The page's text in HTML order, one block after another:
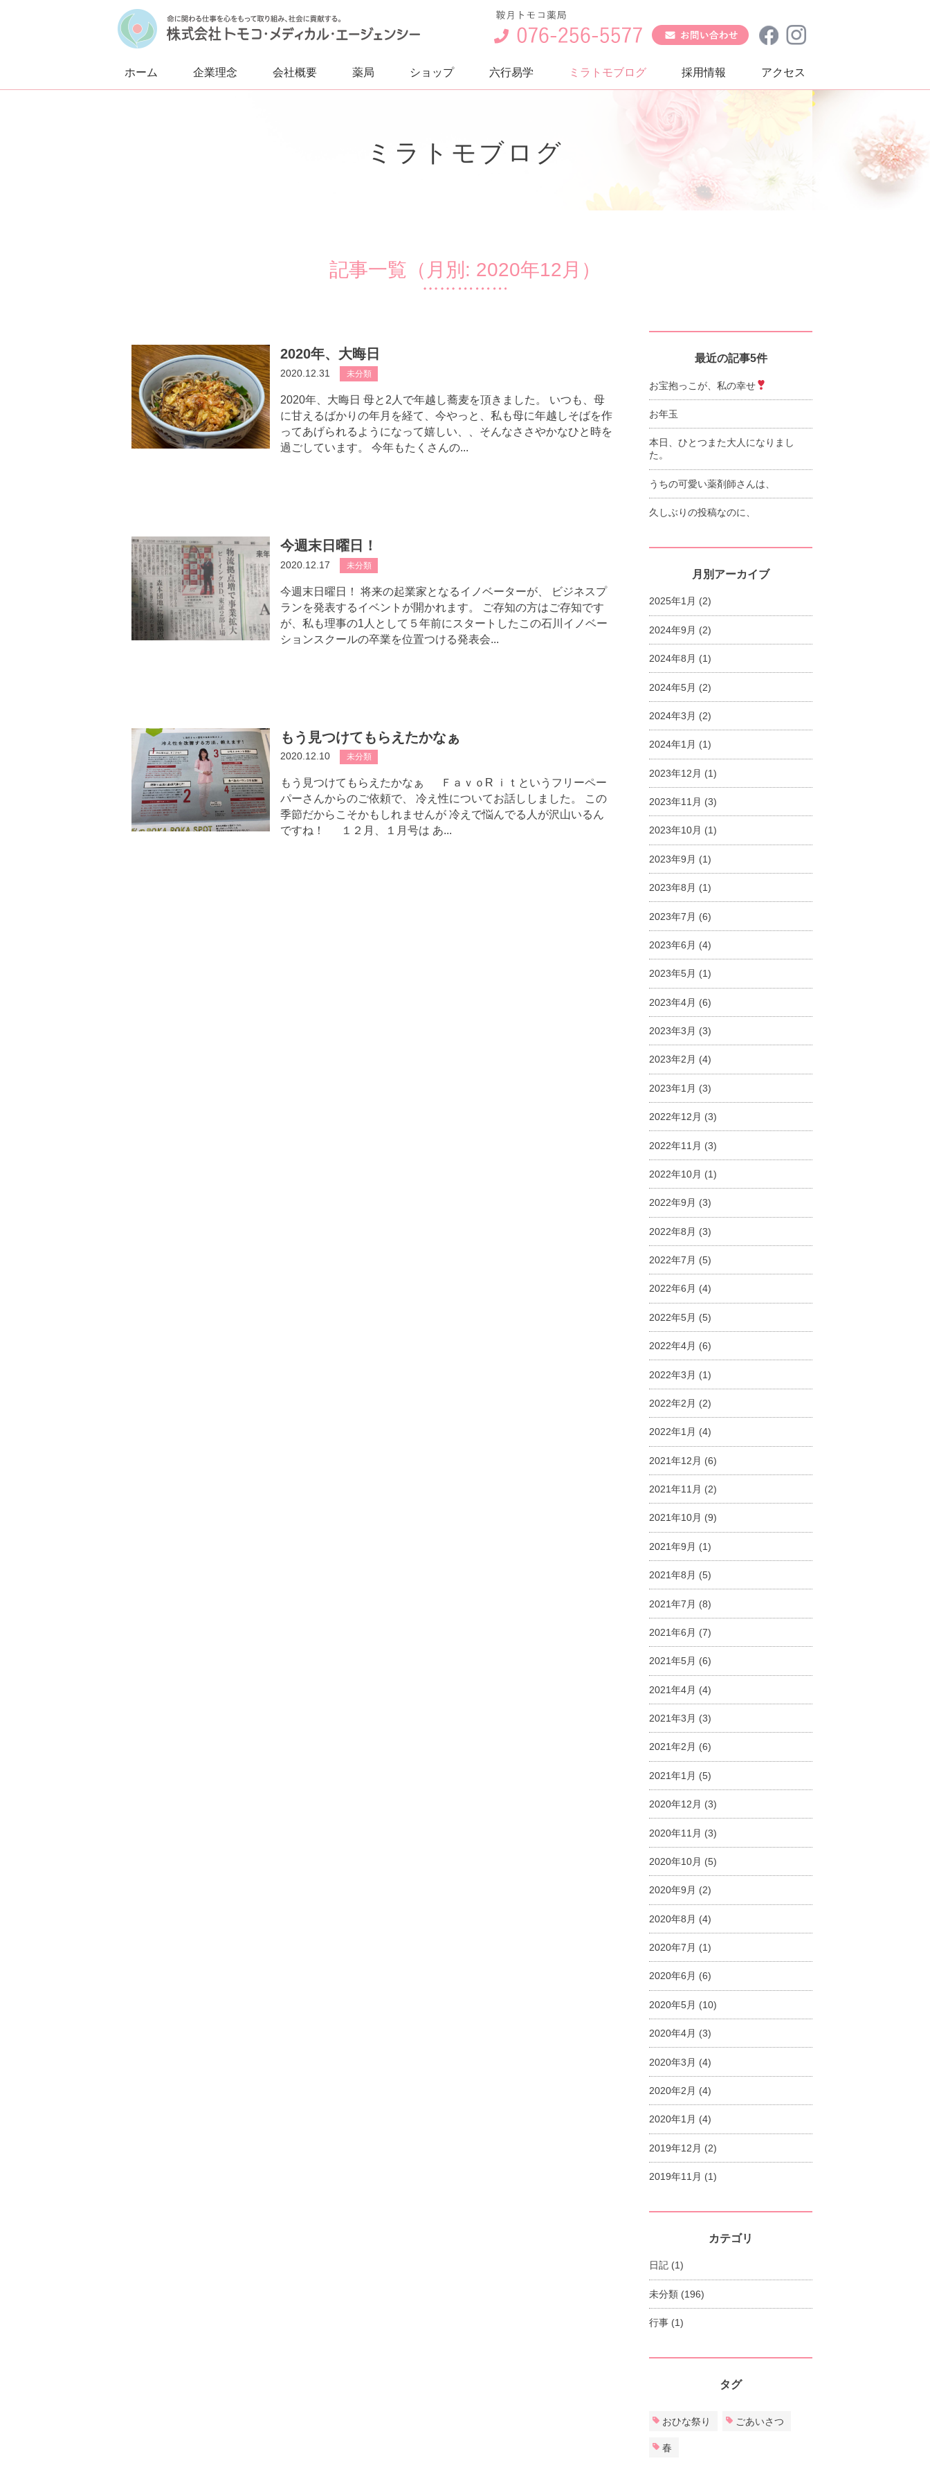
ホーム 企業理念 会社概要 薬局 ショップ 六行易学 ミラトモブログ 採用情報 アクセス
ミラトモブログ
記事一覧（月別: 2020年12月）
2020年、大晦日
2020.12.31 未分類
2020年、大晦日 母と2人で年越し蕎麦を頂きました。 いつも、母
に甘えるばかりの年月を経て、今やっと、私も母に年越しそばを作
ってあげられるようになって嬉しい、、そんなささやかなひと時を
過ごしています。 今年もたくさんの...
今週末日曜日！
2020.12.17 未分類
今週末日曜日！ 将来の起業家となるイノベーターが、 ビジネスプ
ランを発表するイベントが開かれます。 ご存知の方はご存知です
が、私も理事の1人として５年前にスタートしたこの石川イノベー
ションスクールの卒業を位置つける発表会...
もう見つけてもらえたかなぁ
2020.12.10 未分類
もう見つけてもらえたかなぁ ＦａｖｏR ｉｔというフリーペー
パーさんからのご依頼で、 冷え性についてお話ししました。 この
季節だからこそかもしれませんが 冷えで悩んでる人が沢山いるん
ですね！ １２月、１月号は あ...
最近の記事5件
お宝抱っこが、私の幸せ
お年玉
本日、ひとつまた大人になりまし
た。
うちの可愛い薬剤師さんは、
久しぶりの投稿なのに、
月別アーカイブ
2025年1月 (2)
2024年9月 (2)
2024年8月 (1)
2024年5月 (2)
2024年3月 (2)
2024年1月 (1)
2023年12月 (1)
2023年11月 (3)
2023年10月 (1)
2023年9月 (1)
2023年8月 (1)
2023年7月 (6)
2023年6月 (4)
2023年5月 (1)
2023年4月 (6)
2023年3月 (3)
2023年2月 (4)
2023年1月 (3)
2022年12月 (3)
2022年11月 (3)
2022年10月 (1)
2022年9月 (3)
2022年8月 (3)
2022年7月 (5)
2022年6月 (4)
2022年5月 (5)
2022年4月 (6)
2022年3月 (1)
2022年2月 (2)
2022年1月 (4)
2021年12月 (6)
2021年11月 (2)
2021年10月 (9)
2021年9月 (1)
2021年8月 (5)
2021年7月 (8)
2021年6月 (7)
2021年5月 (6)
2021年4月 (4)
2021年3月 (3)
2021年2月 (6)
2021年1月 (5)
2020年12月 (3)
2020年11月 (3)
2020年10月 (5)
2020年9月 (2)
2020年8月 (4)
2020年7月 (1)
2020年6月 (6)
2020年5月 (10)
2020年4月 (3)
2020年3月 (4)
2020年2月 (4)
2020年1月 (4)
2019年12月 (2)
2019年11月 (1)
カテゴリ
日記 (1)
未分類 (196)
行事 (1)
タグ
おひな祭り ごあいさつ
春